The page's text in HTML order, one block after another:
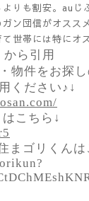
りも割安。auじ
ン団信がオスス
世帯には特にオ
ら引用
物件をお探
ください♪↓
こちら↓
まゴリくんは